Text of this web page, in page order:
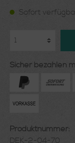
Sofort
Sicher bezahlen
Produktnummer:
DEK-2-04-70